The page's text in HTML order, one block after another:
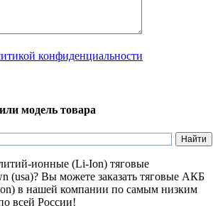
конфиденциальности
модель товара
ионные (Li-Ion) тяговые
(usa)? Вы можете заказать тяговые АКБ
в нашей компании по самым низким
всей России!